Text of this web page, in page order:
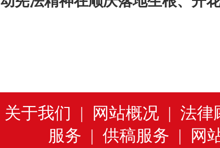
关于我们 | 网站概况| 法律
服务 | 供稿服务 | 网